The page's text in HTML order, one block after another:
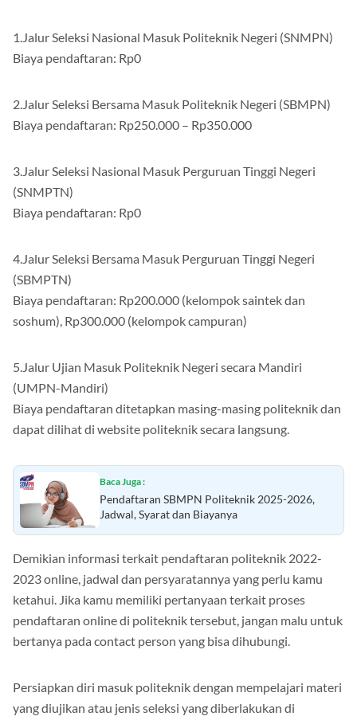
1.Jalur Seleksi Nasional Masuk Politeknik Negeri (SNMPN)
Biaya pendaftaran: Rp0
2.Jalur Seleksi Bersama Masuk Politeknik Negeri (SBMPN)
Biaya pendaftaran: Rp250.000 – Rp350.000
3.Jalur Seleksi Nasional Masuk Perguruan Tinggi Negeri
(SNMPTN)
Biaya pendaftaran: Rp0
4.Jalur Seleksi Bersama Masuk Perguruan Tinggi Negeri
(SBMPTN)
Biaya pendaftaran: Rp200.000 (kelompok saintek dan
soshum), Rp300.000 (kelompok campuran)
5.Jalur Ujian Masuk Politeknik Negeri secara Mandiri
(UMPN-Mandiri)
Biaya pendaftaran ditetapkan masing-masing politeknik dan
dapat dilihat di website politeknik secara langsung.
Baca Juga :
Pendaftaran SBMPN Politeknik 2025-2026,
Jadwal, Syarat dan Biayanya
Demikian informasi terkait pendaftaran politeknik 2022-
2023 online, jadwal dan persyaratannya yang perlu kamu
ketahui. Jika kamu memiliki pertanyaan terkait proses
pendaftaran online di politeknik tersebut, jangan malu untuk
bertanya pada contact person yang bisa dihubungi.
Persiapkan diri masuk politeknik dengan mempelajari materi
yang diujikan atau jenis seleksi yang diberlakukan di